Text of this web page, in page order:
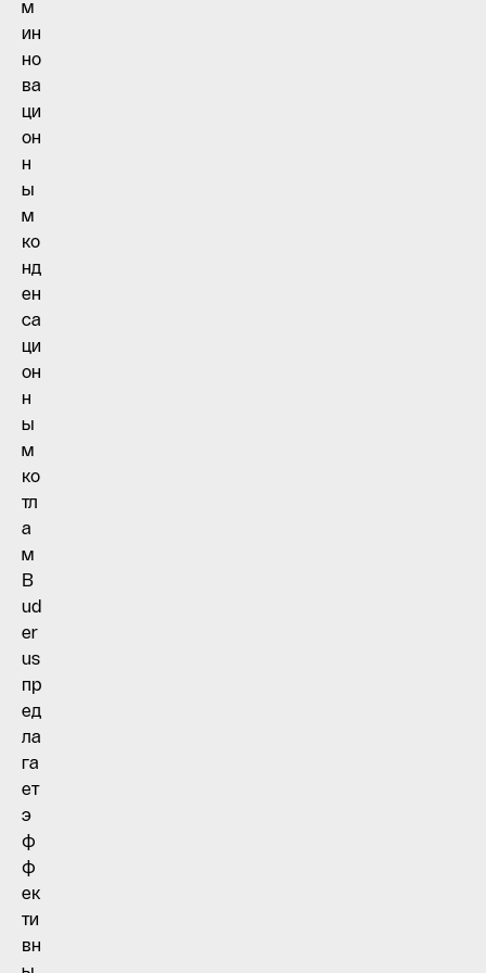
м
ин
но
ва
ци
он
н
ы
м
ко
нд
ен
са
ци
он
н
ы
м
ко
тл
а
м
B
ud
er
us
пр
ед
ла
га
ет
э
ф
ф
ек
ти
вн